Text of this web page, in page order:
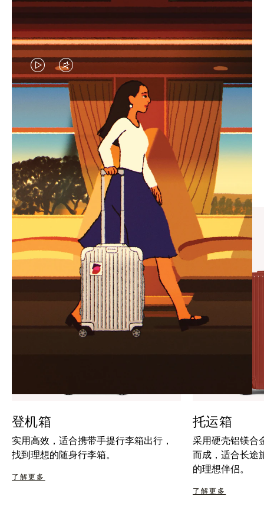
视
频
暂
停，
请
按
下
暂
视
频
已
静
音，
请
点
击
按
钮
取
消
静
臻礼指南
寻觅心仪的出行伴侣，与您共
享缤纷旅程
登机箱
实用高效，适合携带手提行李箱出行，
找到理想的随身行李箱。
了解更多
托运箱
采用硬壳铝镁合
而成，适合长途
的理想伴侣。
了解更多